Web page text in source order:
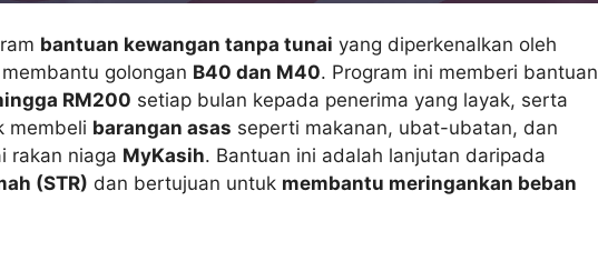
bantuan kewangan tanpa tunai yang diperkenalkan oleh
golongan B40 dan M40. Program ini memberi bantuan
RM200 setiap bulan kepada penerima yang layak, serta
membeli barangan asas seperti makanan, ubat-ubatan, dan
rakan niaga MyKasih. Bantuan ini adalah lanjutan daripada
(STR) dan bertujuan untuk membantu meringankan beban